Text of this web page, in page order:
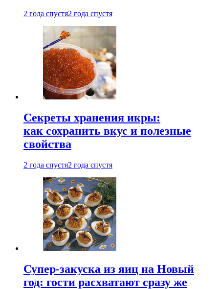
2 года спустя2 года спустя
Секреты хранения икры:
как сохранить вкус и полезные
свойства
2 года спустя2 года спустя
Супер-закуска из яиц на Новый
год: гости расхватают сразу же